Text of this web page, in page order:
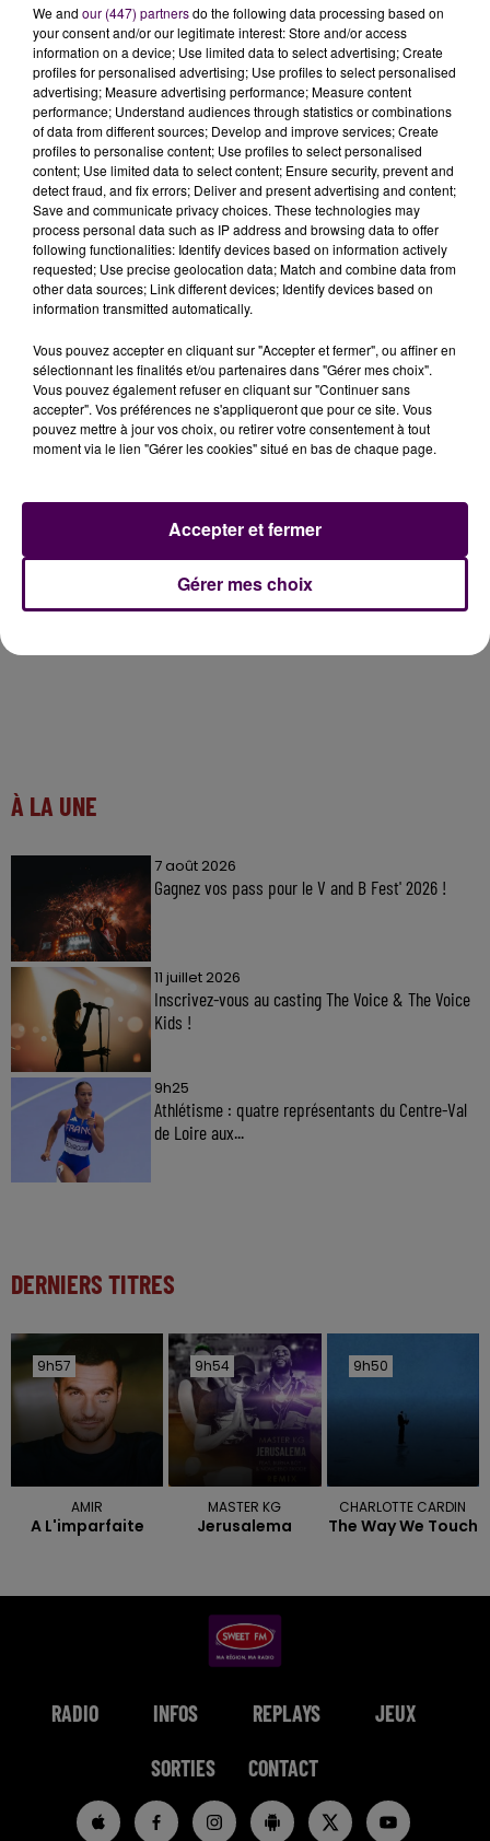
Mais c’est à l’épreuve du"live"que Camille Esteban, 21
ans, compte mesurer l’impact de son travail
artistique. En août 2018, elle a signé un contrat avec
Gérard Drouot Productions pour une tournée de cinq
dates en novembre -le 19 à Paris, le 21 à Toulouse, le 23
à la Maison de Bégon à Blois, le 25 à Nantes et le 29 à
Lyon-"Nous sommes en pleines répétitions avec un
guitariste et un bassiste qui m’accompagneront.
Mon souhait, c’est que les gens qui découvrent l’EP
voient qu’en live, ça déchire !".
Camille sur Sweet FM
tournée française que Camille Esteban ouvrira le
Sweet FM Live VIP le 1er décembre au château de
Cheverny : elle partagera la scène avec Boulevard
des Airs, Cats On Trees, Joyce Jonathan, Trois Cafés
Gourmands et les Diva Faune ! Les amateurs pourront
déjà sur les plateformes type Deezer, Itunes et
À LA UNE
7 août 2026
Gagnez vos pass pour le V and B Fest' 2026 !
11 juillet 2026
Inscrivez-vous au casting The Voice & The Voice
Kids !
9h25
Athlétisme : quatre représentants du Centre-Val
de Loire aux...
DERNIERS TITRES
9h57
9h57
AMIR
A L'imparfaite
9h54
9h54
MASTER KG
Jerusalema
9h50
9h50
CHARLOTTE CARDIN
The Way We Touch
RADIO INFOS REPLAYS JEUX
SORTIES CONTACT
We and our (447) partnersdo the following data processing based on
your consent and/or our legitimate interest: Store and/or access
information on a device; Use limited data to select advertising; Create
profiles for personalised advertising; Use profiles to select personalised
advertising; Measure advertising performance; Measure content
performance; Understand audiences through statistics or combinations
of data from different sources; Develop and improve services; Create
profiles to personalise content; Use profiles to select personalised
content; Use limited data to select content; Ensure security, prevent and
detect fraud, and fix errors; Deliver and present advertising and content;
Save and communicate privacy choices. These technologies may
process personal data such as IP address and browsing data to offer
following functionalities: Identify devices based on information actively
requested; Use precise geolocation data; Match and combine data from
other data sources; Link different devices; Identify devices based on
information transmitted automatically.
Vous pouvez accepter en cliquant sur "Accepter et fermer", ou affiner en
sélectionnant les finalités et/ou partenaires dans "Gérer mes choix".
Vous pouvez également refuser en cliquant sur "Continuer sans
accepter". Vos préférences ne s'appliqueront que pour ce site. Vous
pouvez mettre à jour vos choix, ou retirer votre consentement à tout
moment via le lien "Gérer les cookies" situé en bas de chaque page.
Gérer mes choix
Accepter et fermer